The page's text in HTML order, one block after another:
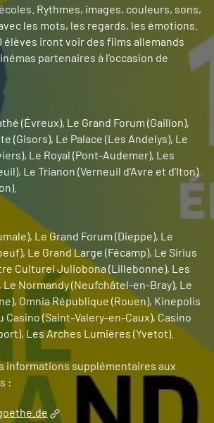
Rythmes, images, couleurs, sons,
les mots, les regards, les émotions.
élèves iront voir des films allemands
partenaires à l'occasion de
(Évreux), Le Grand Forum (Gaillon),
(Gisors), Le Palace (Les Andelys), Le
Le Royal (Pont-Audemer), Les
Le Trianon (Verneuil d'Avre et d'Iton)
Le Grand Forum (Dieppe), Le
Le Grand Large (Fécamp), Le Sirius
Culturel Juliobona (Lillebonne), Les
Normandy (Neufchâtel-en-Bray), Le
Omnia République (Rouen), Kinepolis
Casino (Saint-Valery-en-Caux), Casino
Les Arches Lumières (Yvetot).
informations supplémentaires aux
: